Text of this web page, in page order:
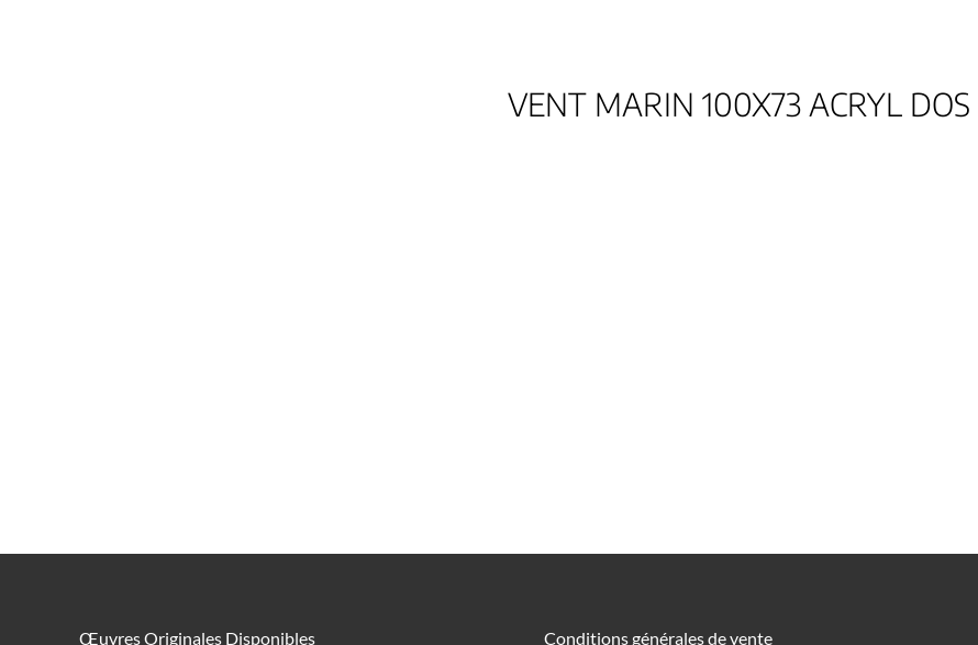
VENT MARIN 100X73 ACRYL DOS
Œuvres Originales Disponibles Conditions générales de vente